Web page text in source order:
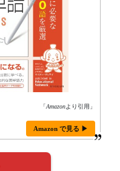
「Amazonより引用」
Amazon で見る ▶